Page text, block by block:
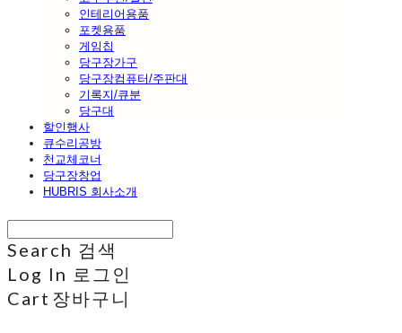
인테리어용품
포켓용품
게임칩
당구장가구
당구장컴퓨터/주판대
기록지/큐분
당구대
할인행사
큐수리공방
천교체코너
당구장창업
HUBRIS 회사소개
Search 검색
Log In 로그인
Cart 장바구니